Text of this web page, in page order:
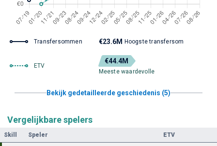
Transfersommen €23.6M Hoogste transfersom
ETV
€44.4M
Meeste waardevolle
Bekijk gedetailleerde geschiedenis (5)
Vergelijkbare spelers
Skill Speler ETV